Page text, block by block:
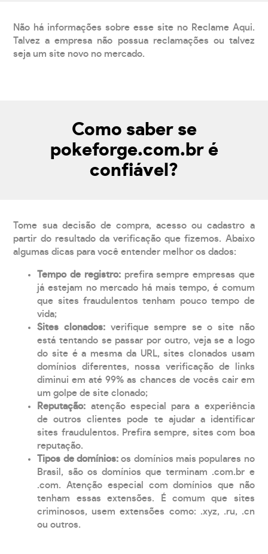
Não há informações sobre esse site no Reclame Aqui.
Talvez a empresa não possua reclamações ou talvez
seja um site novo no mercado.
Como saber se
pokeforge.com.br é
confiável?
Tome sua decisão de compra, acesso ou cadastro a
partir do resultado da verificação que fizemos. Abaixo
algumas dicas para você entender melhor os dados:
Tempo de registro: prefira sempre empresas que
já estejam no mercado há mais tempo, é comum
que sites fraudulentos tenham pouco tempo de
vida;
Sites clonados: verifique sempre se o site não
está tentando se passar por outro, veja se a logo
do site é a mesma da URL, sites clonados usam
domínios diferentes, nossa verificação de links
diminui em até 99% as chances de vocês cair em
um golpe de site clonado;
Reputação: atenção especial para a experiência
de outros clientes pode te ajudar a identificar
sites fraudulentos. Prefira sempre, sites com boa
reputação.
Tipos de domínios:os domínios mais populares no
Brasil, são os domínios que terminam .com.br e
.com. Atenção especial com domínios que não
tenham essas extensões. É comum que sites
criminosos, usem extensões como: .xyz, .ru, .cn
ou outros.